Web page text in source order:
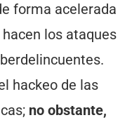
forma acelerada
los ataques
hackeo de las
no obstante,